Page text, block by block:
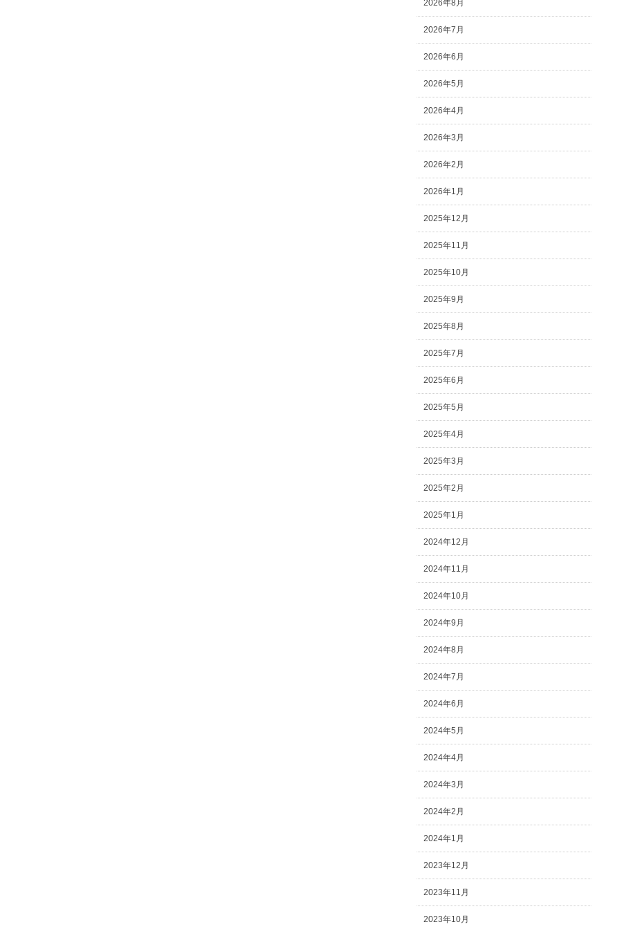
2026年8月
2026年7月
2026年6月
2026年5月
2026年4月
2026年3月
2026年2月
2026年1月
2025年12月
2025年11月
2025年10月
2025年9月
2025年8月
2025年7月
2025年6月
2025年5月
2025年4月
2025年3月
2025年2月
2025年1月
2024年12月
2024年11月
2024年10月
2024年9月
2024年8月
2024年7月
2024年6月
2024年5月
2024年4月
2024年3月
2024年2月
2024年1月
2023年12月
2023年11月
2023年10月